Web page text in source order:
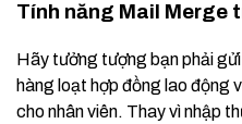
Tính năng Mail Merge
Hãy tưởng tượng bạn phải
hàng loạt hợp đồng lao động
cho nhân viên. Thay vì nhập